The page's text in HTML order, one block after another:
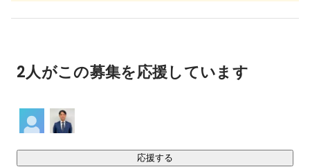
2人がこの募集を応援しています
応援する